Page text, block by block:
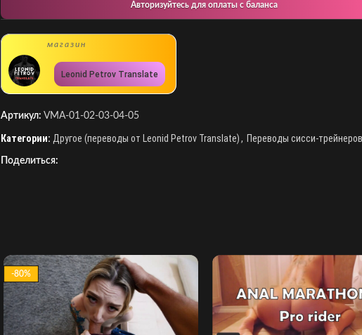
Авторизуйтесь для оплаты с баланса
магазин
Leonid Petrov Translate
Артикул: VMA-01-02-03-04-05
Категории: Другое (переводы от Leonid Petrov Translate), Переводы сисси-
Поделиться:
-80%